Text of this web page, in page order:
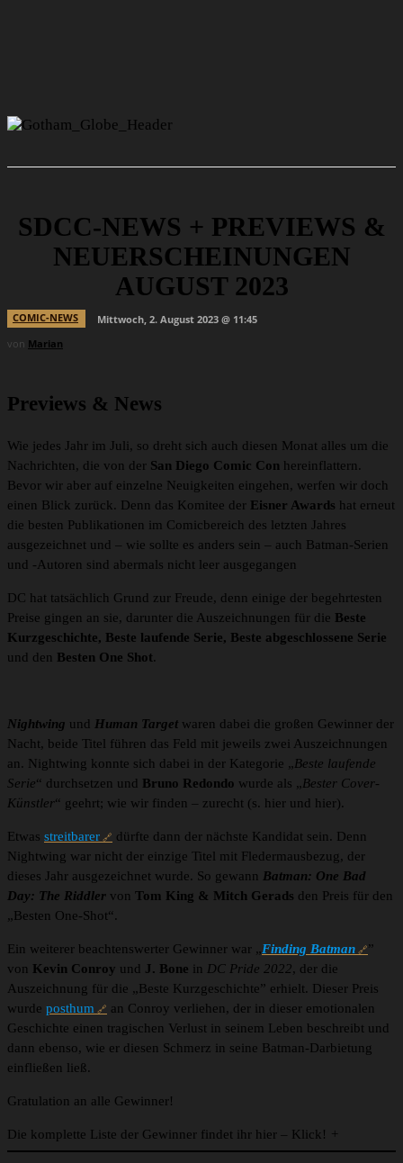
SDCC-NEWS + PREVIEWS &
NEUERSCHEINUNGEN
AUGUST 2023
COMIC-NEWS
Mittwoch, 2. August 2023 @ 11:45
von Marian
Previews & News
Wie jedes Jahr im Juli, so dreht sich auch diesen Monat alles um die
Nachrichten, die von der San Diego Comic Con hereinflattern.
Bevor wir aber auf einzelne Neuigkeiten eingehen, werfen wir doch
einen Blick zurück. Denn das Komitee der Eisner Awards hat erneut
die besten Publikationen im Comicbereich des letzten Jahres
ausgezeichnet und – wie sollte es anders sein – auch Batman-Serien
und -Autoren sind abermals nicht leer ausgegangen
DC hat tatsächlich Grund zur Freude, denn einige der begehrtesten
Preise gingen an sie, darunter die Auszeichnungen für die Beste
Kurzgeschichte, Beste laufende Serie, Beste abgeschlossene Serie
und den Besten One Shot.
Nightwing und Human Target waren dabei die großen Gewinner der
Nacht, beide Titel führen das Feld mit jeweils zwei Auszeichnungen
an. Nightwing konnte sich dabei in der Kategorie „ Beste laufende
Serie“ durchsetzen und Bruno Redondo wurde als „ Bester Cover-
Künstler“ geehrt; wie wir finden – zurecht (s. hier und hier).
Etwas streitbarer
dürfte dann der nächste Kandidat sein. Denn
Nightwing war nicht der einzige Titel mit Fledermausbezug, der
dieses Jahr ausgezeichnet wurde. So gewann Batman: One Bad
Day: The Riddler von Tom King & Mitch Gerads den Preis für den
„Besten One-Shot“.
Ein weiterer beachtenswerter Gewinner war „Finding Batman
”
von Kevin Conroy und J. Bone in DC Pride 2022, der die
Auszeichnung für die „Beste Kurzgeschichte” erhielt. Dieser Preis
wurde posthum
an Conroy verliehen, der in dieser emotionalen
Geschichte einen tragischen Verlust in seinem Leben beschreibt und
dann ebenso, wie er diesen Schmerz in seine Batman-Darbietung
einfließen ließ.
Gratulation an alle Gewinner!
Die komplette Liste der Gewinner findet ihr hier – Klick!